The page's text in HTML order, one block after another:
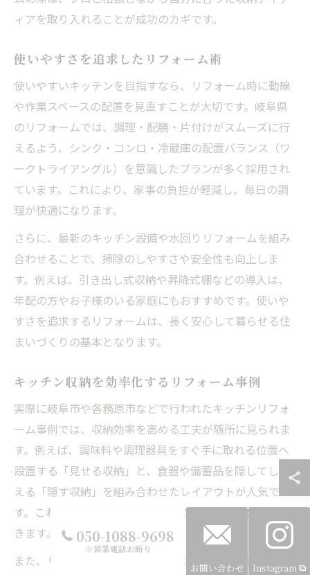
ィアを取り入れることが成功のカギです。
使いやすさを追求したリフォーム術
使いやすいキッチンを目指すなら、リフォーム時に動線
や作業スペースの配置を見直すことが大切です。岐阜県
のリフォームでは、調理・配膳・片付けがスムーズに行
えるよう、シンク・コンロ・冷蔵庫の配置バランス（ワ
ークトライアングル）を意識したプランが多く採用され
ています。これにより、家事の負担が軽減し、毎日の調
理が快適になります。
さらに、最新のキッチン設備や水回りリフォームを組み
合わせることで、掃除のしやすさや安全性も向上しま
す。例えば、引き出し式収納や昇降式棚などの導入は、
年配の方やお子様のいる家庭にもおすすめです。使いや
すさを追求するリフォームは、長く安心して暮らせる住
まいづくりの基本となります。
キッチン収納を効率化するリフォーム事例
実際に岐阜市や各務原市などで行われたキッチンリフォ
ーム事例では、収納効率を高める工夫が随所に見られま
す。例えば、調味料や調理器具をすぐ手に取れる位置へ
設置する「見せる収納」と、食器や備蓄品を隠してしま
える「隠す収納」を組み合わせたレイアウトが人気で
す。これにより、見た目の美しさと使いやすさを両立で
きます。
また、リフォームキッチン岐阜では、家族の人数や生活
050-1088-9698
※営業電話お断り
お問い合わせ Instagram